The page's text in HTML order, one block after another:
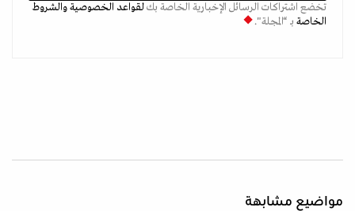
تخضع اشتراكات الرسائل الإخبارية الخاصة بكلقواعد الخصوصيةوالشروط
الخاصة بـ “المجلة".
مواضيع مشابهة